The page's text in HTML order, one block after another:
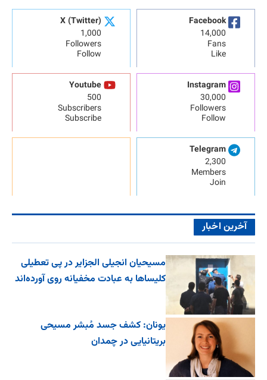
Facebook
14,000
Fans
Like
X (Twitter)
1,000
Followers
Follow
Instagram
30,000
Followers
Follow
Youtube
500
Subscribers
Subscribe
Telegram
2,300
Members
Join
آخرین اخبار
مسیحیان انجیلی الجزایر در پی تعطیلی
کلیساها به عبادت مخفیانه روی آورده‌اند
یونان: کشف جسد مُبشر مسیحی
بریتانیایی در چمدان